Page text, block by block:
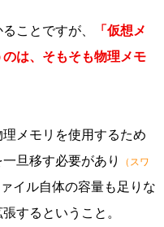
ことですが、
「仮想メ
は、そもそも物理メモ
メモリを使用するため
旦移す必要があり
（スワ
イル自体の容量も足りな
するということ。